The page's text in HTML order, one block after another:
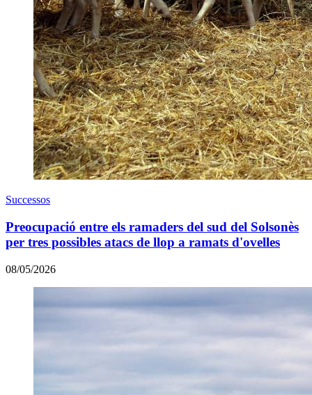
Successos
Preocupació entre els ramaders del sud del Solsonès
per tres possibles atacs de llop a ramats d'ovelles
08/05/2026